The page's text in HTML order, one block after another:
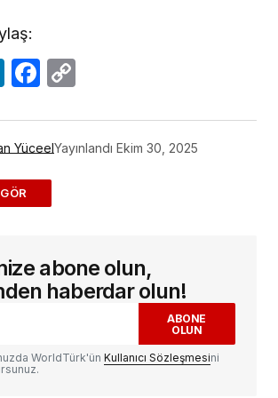
LinkedIn
Facebook
YüceelYayınlandı Ekim 30, 2025
yayınlanmayacak.
abone olun,
haberdar olun!
ABONE
OLUN
WorldTürk'ün Kullanıcı Sözleşmesini